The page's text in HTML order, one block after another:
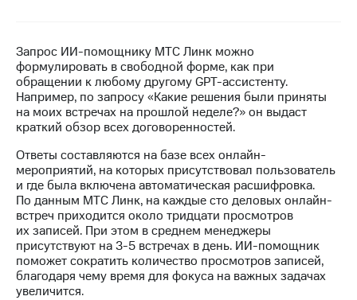
и акционерам
Корпоративное
управление
Корпоративный
секретарь
Раскрытие
информации
Информация
акционерам
Документы
ПАО
"МТС"
Собрания
акционеров
Запрос ИИ-помощнику МТС Линк можно
формулировать в свободной форме, как при
обращении к любому другому GPT-ассистенту.
Например, по запросу «Какие решения были приняты
на моих встречах на прошлой неделе?» он выдаст
краткий обзор всех договоренностей.
Ответы составляются на базе всех онлайн-
мероприятий, на которых присутствовал пользователь
и где была включена автоматическая расшифровка.
По данным МТС Линк, на каждые сто деловых онлайн-
встреч приходится около тридцати просмотров
их записей. При этом в среднем менеджеры
присутствуют на 3-5 встречах в день. ИИ-помощник
поможет сократить количество просмотров записей,
благодаря чему время для фокуса на важных задачах
увеличится.